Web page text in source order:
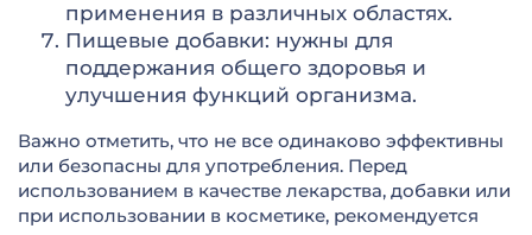
применения в различных областях.
Пищевые добавки: нужны для
поддержания общего здоровья и
улучшения функций организма.
Важно отметить, что не все одинаково эффективны
или безопасны для употребления. Перед
использованием в качестве лекарства, добавки или
при использовании в косметике, рекомендуется